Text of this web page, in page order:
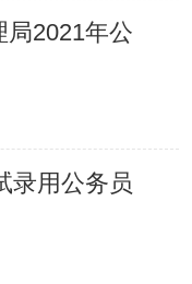
局2021年公
录用公务员